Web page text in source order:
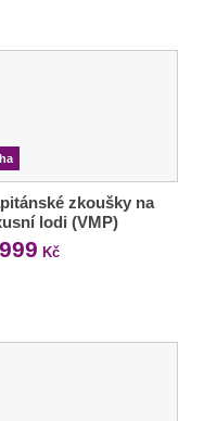
zkoušky na
lodi (VMP)
Kč